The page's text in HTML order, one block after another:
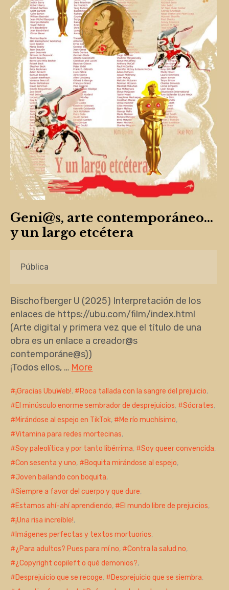
Geni@s, arte contemporáneo…
y un largo etcétera
Pública
Bischofberger U (2025) Interpretación de los
enlaces de https://ubu.com/film/index.html
(Arte digital y primera vez que el título de una
obra es un enlace a creador@s
contemporáne@s))
¡Todos ellos, … More
¡Gracias UbuWeb!, Roca tallada con la sangre del prejuicio,
El minúsculo enorme sembrador de desprejuicios, Sócrates,
Mirándose al espejo en TikTok, Me río muchísimo,
Vitamina para redes mortecinas,
Soy paleolítica y por tanto libérrima, Soy queer convencida,
Con sesenta y uno, Boquita mirándose al espejo,
Joven bailando con boquita,
Siempre a favor del cuerpo y que dure,
Estamos ahí-ahí aprendiendo, El mundo libre de prejuicios,
¡Una risa increíble!,
Imágenes perfectas y textos mortuorios,
¿Para adultos? Pues para mí no, Contra la salud no,
¿Copyright copileft o qué demonios?,
Desprejuicio que se recoge, Desprejuicio que se siembra,